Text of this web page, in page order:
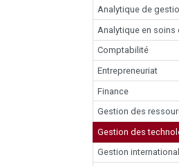
Analytique de
Analytique en soins
Comptabilité
Entrepreneuriat
Finance
Gestion des
Gestion des
Gestion